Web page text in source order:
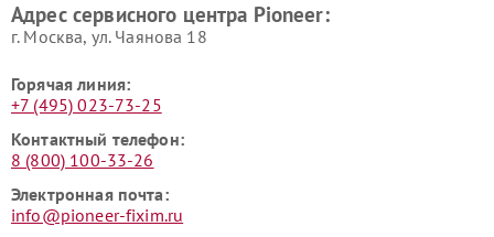
Адрес сервисного центра Pioneer:
г. Москва, ул. Чаянова 18
Горячая линия:
+7 (495) 023-73-25
Контактный телефон:
8 (800) 100-33-26
Электронная почта:
info@pioneer-fixim.ru